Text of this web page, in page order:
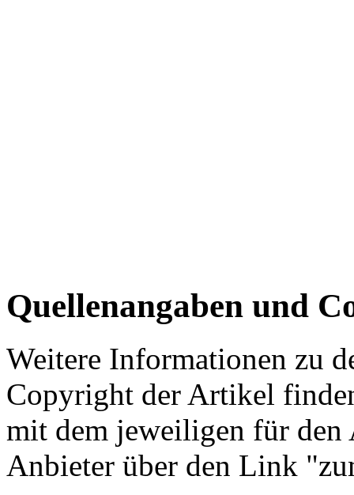
Quellenangaben und
Weitere Informationen zu
Copyright der Artikel
mit dem jeweiligen für
Anbieter über den Link